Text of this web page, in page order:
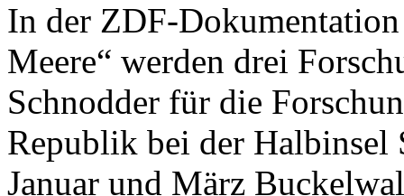
In der ZDF-
Meere“ werden drei
Schnodder für die
Republik bei der Halbinsel
Januar und März